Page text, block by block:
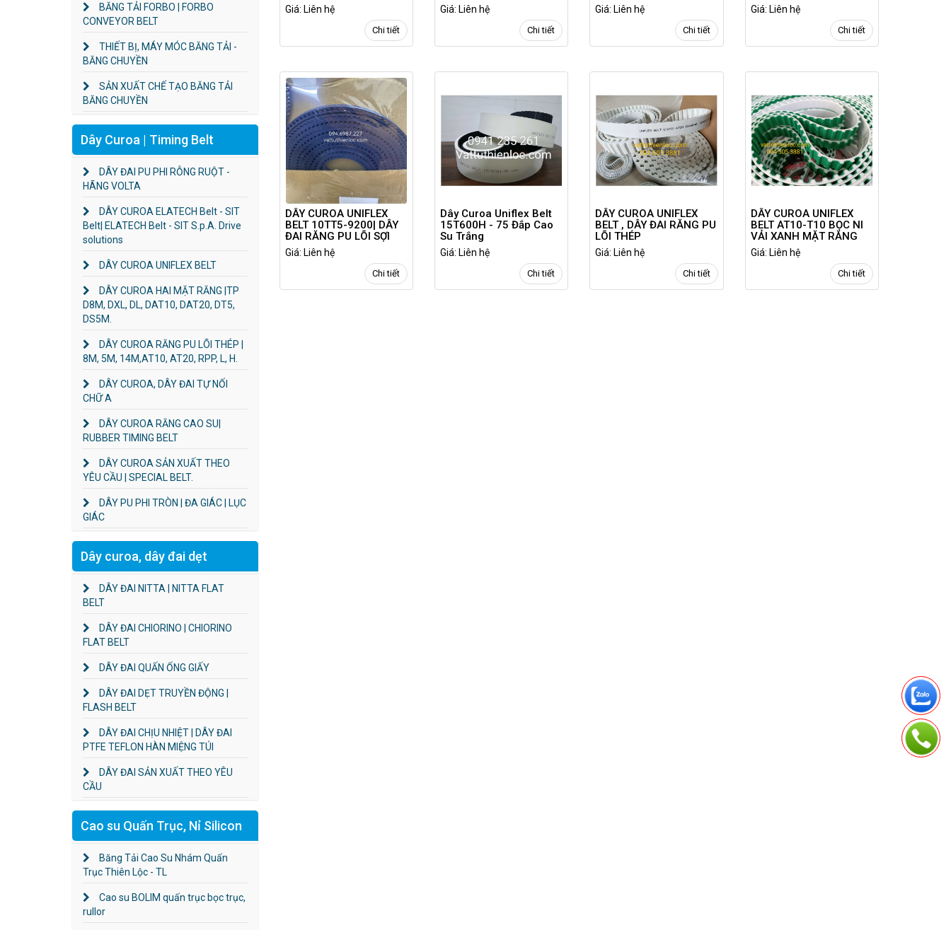
BĂNG TẢI FORBO | FORBO
CONVEYOR BELT
THIẾT BỊ, MÁY MÓC BĂNG TẢI -
BĂNG CHUYỀN
SẢN XUẤT CHẾ TẠO BĂNG TẢI
BĂNG CHUYỀN
Dây Curoa | Timing Belt
DÂY ĐAI PU PHI RỖNG RUỘT -
HÃNG VOLTA
DÂY CUROA ELATECH Belt - SIT
Belt| ELATECH Belt - SIT S.p.A. Drive
solutions
DÂY CUROA UNIFLEX BELT
DÂY CUROA HAI MẶT RĂNG |TP
D8M, DXL, DL, DAT10, DAT20, DT5,
DS5M.
DÂY CUROA RĂNG PU LÕI THÉP |
8M, 5M, 14M,AT10, AT20, RPP, L, H.
DÂY CUROA, DÂY ĐAI TỰ NỐI
CHỮ A
DÂY CUROA RĂNG CAO SU|
RUBBER TIMING BELT
DÂY CUROA SẢN XUẤT THEO
YÊU CẦU | SPECIAL BELT.
DÂY PU PHI TRÒN | ĐA GIÁC | LỤC
GIÁC
Dây curoa, dây đai dẹt
DÂY ĐAI NITTA | NITTA FLAT
BELT
DÂY ĐAI CHIORINO | CHIORINO
FLAT BELT
DÂY ĐAI QUẤN ỐNG GIẤY
DÂY ĐAI DẸT TRUYỀN ĐỘNG |
FLASH BELT
DÂY ĐAI CHỊU NHIỆT | DÂY ĐAI
PTFE TEFLON HÀN MIỆNG TÚI
DÂY ĐAI SẢN XUẤT THEO YÊU
CẦU
Cao su Quấn Trục, Nỉ Silicon
Băng Tải Cao Su Nhám Quấn
Trục Thiên Lộc - TL
Cao su BOLIM quấn trục bọc trục,
rullor
Giá: Liên hệ
Chi tiết
Giá: Liên hệ
Chi tiết
Giá: Liên hệ
Chi tiết
Giá: Liên hệ
Chi tiết
DÂY CUROA UNIFLEX
BELT 10TT5-9200| DÂY
ĐAI RĂNG PU LÕI SỢI
KEVLAR
Giá: Liên hệ
Chi tiết
Dây Curoa Uniflex Belt
15T600H - 75 Đắp Cao
Su Trắng
Giá: Liên hệ
Chi tiết
DÂY CUROA UNIFLEX
BELT , DÂY ĐAI RĂNG PU
LÕI THÉP
Giá: Liên hệ
Chi tiết
DÂY CUROA UNIFLEX
BELT AT10-T10 BỌC NI
VẢI XANH MẶT RĂNG
Giá: Liên hệ
Chi tiết